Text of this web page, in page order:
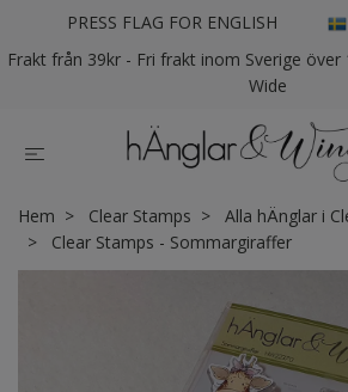
PRESS FLAG FOR ENGLISH
Frakt från 39kr - Fri frakt inom Sverige över
Wide
Hem Clear Stamps
Alla hÄnglar i
Clear Stamps - Sommargiraffer